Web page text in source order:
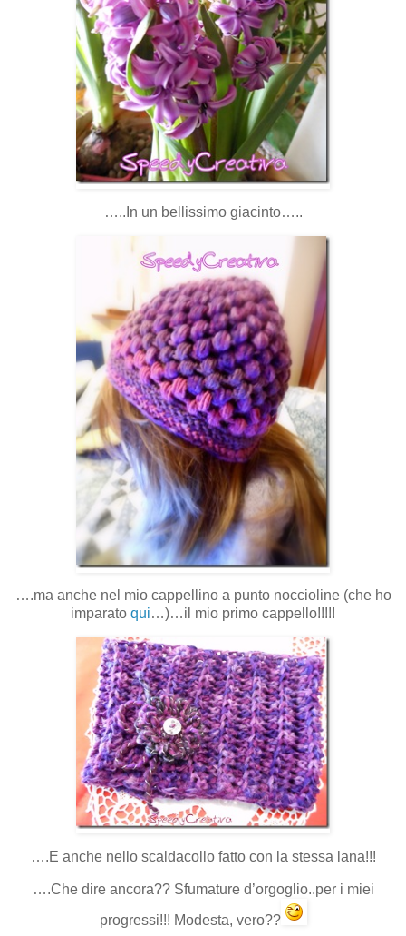
…..In un bellissimo giacinto…..
….ma anche nel mio cappellino a punto noccioline (che ho
imparato qui…)…il mio primo cappello!!!!!
….E anche nello scaldacollo fatto con la stessa lana!!!
….Che dire ancora?? Sfumature d’orgoglio..per i miei
progressi!!! Modesta, vero??